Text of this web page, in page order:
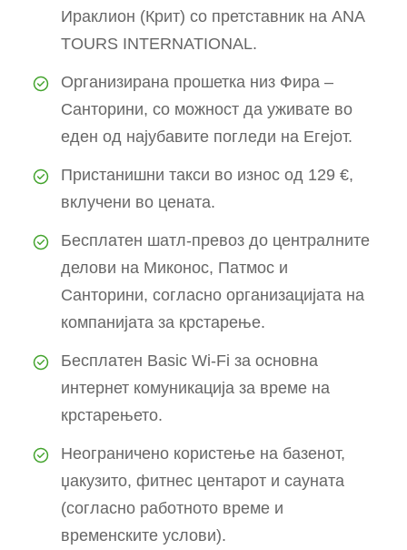
Ираклион (Крит) со претставник на ANA
TOURS INTERNATIONAL.
Организирана прошетка низ Фира –
Санторини, со можност да уживате во
еден од најубавите погледи на Егејот.
Пристанишни такси во износ од 129 €,
вклучени во цената.
Бесплатен шатл-превоз до централните
делови на Миконос, Патмос и
Санторини, согласно организацијата на
компанијата за крстарење.
Бесплатен Basic Wi-Fi за основна
интернет комуникација за време на
крстарењето.
Неограничено користење на базенот,
џакузито, фитнес центарот и сауната
(согласно работното време и
временските услови).